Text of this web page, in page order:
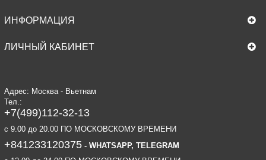
ИНФОРМАЦИЯ
ЛИЧНЫЙ КАБИНЕТ
Адрес: Москва - Вьетнам
Тел.:
+7(499)112-32-13
c 9.00 до 20.00 ПО МОСКОВСКОМУ ВРЕМЕНИ
+841233120375- WHATSAPP, TELEGRAM